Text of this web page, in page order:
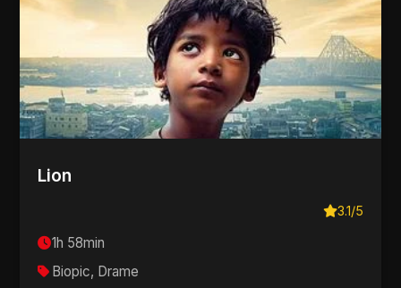
Lion
3.1/5
1h 58min
Biopic, Drame